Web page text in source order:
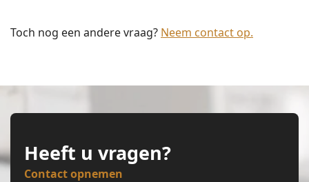
Toch nog een andere vraag? Neem contact op.
Heeft u vragen?
Contact opnemen